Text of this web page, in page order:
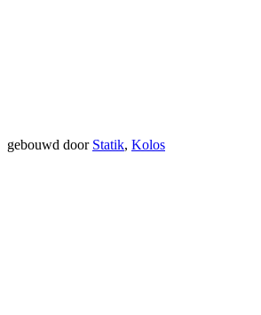
gebouwd door Statik, Kolos